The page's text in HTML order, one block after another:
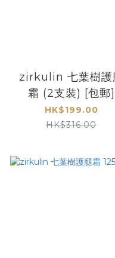
zirkulin 七葉樹護
霜 (2支裝) [包郵]
HK$199.00
HK$316.00